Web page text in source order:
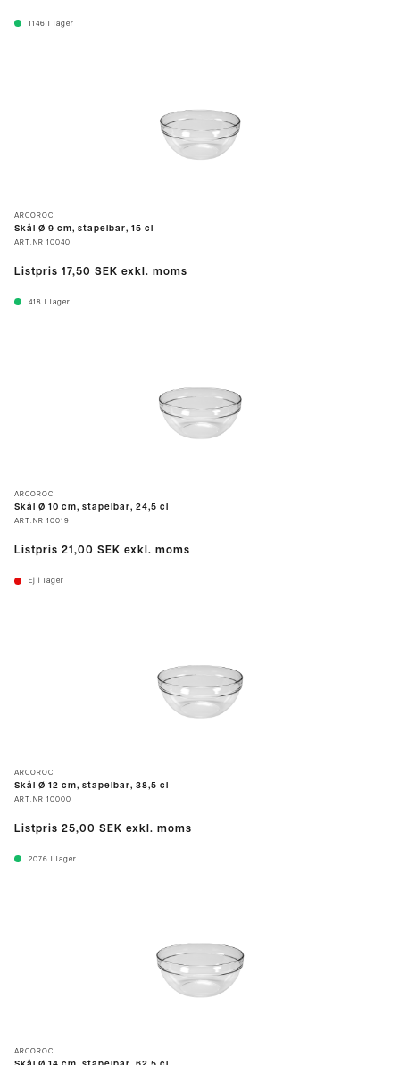
1146 I lager
ARCOROC
Skål Ø 9 cm, stapelbar, 15 cl
ART.NR 10040
Listpris 17,50 SEK exkl. moms
418 I lager
ARCOROC
Skål Ø 10 cm, stapelbar, 24,5 cl
ART.NR 10019
Listpris 21,00 SEK exkl. moms
Ej i lager
ARCOROC
Skål Ø 12 cm, stapelbar, 38,5 cl
ART.NR 10000
Listpris 25,00 SEK exkl. moms
2076 I lager
ARCOROC